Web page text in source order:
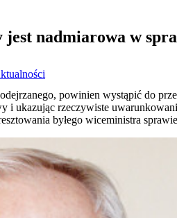
nadmiarowa w
powinien wystąpić do
i ukazując rzeczywiste
byłego wiceministra